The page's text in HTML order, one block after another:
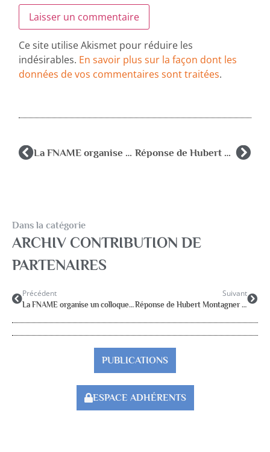
Ce site utilise Akismet pour réduire les
indésirables. En savoir plus sur la façon dont les
données de vos commentaires sont traitées.
La FNAME organise un colloque à Albi Réponse de Hubert Montagner au communiqué AFPEN du 5 juin 2010
Dans la catégorie
ARCHIV CONTRIBUTION DE
PARTENAIRES
Précédent
La FNAME organise un colloque à Albi
Suivant
Réponse de Hubert Montagner au communiqué AFPEN du 5 juin 2010
PUBLICATIONS
ESPACE ADHÉRENTS